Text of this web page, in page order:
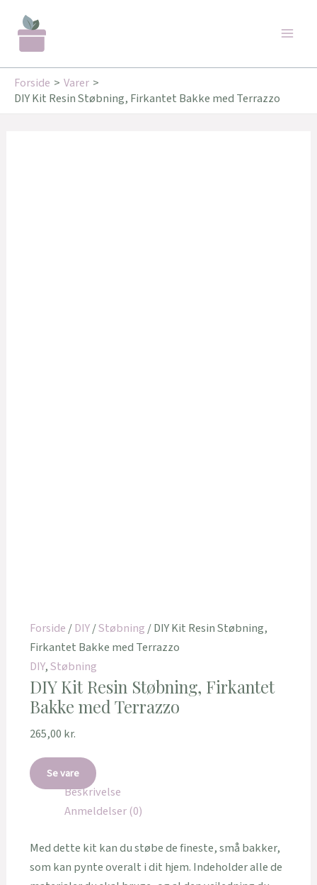
indholdet
Forside
Varer
DIY Kit Resin Støbning, Firkantet Bakke med Terrazzo
Forside /DIY/Støbning / DIY Kit Resin Støbning,
Firkantet Bakke med Terrazzo
DIY,Støbning
DIY Kit Resin Støbning, Firkantet
Bakke med Terrazzo
265,00 kr.
Se vare
Beskrivelse
Anmeldelser (0)
Med dette kit kan du støbe de fineste, små bakker,
som kan pynte overalt i dit hjem. Indeholder alle de
Tilbud!
Tilbud!
var:
er: